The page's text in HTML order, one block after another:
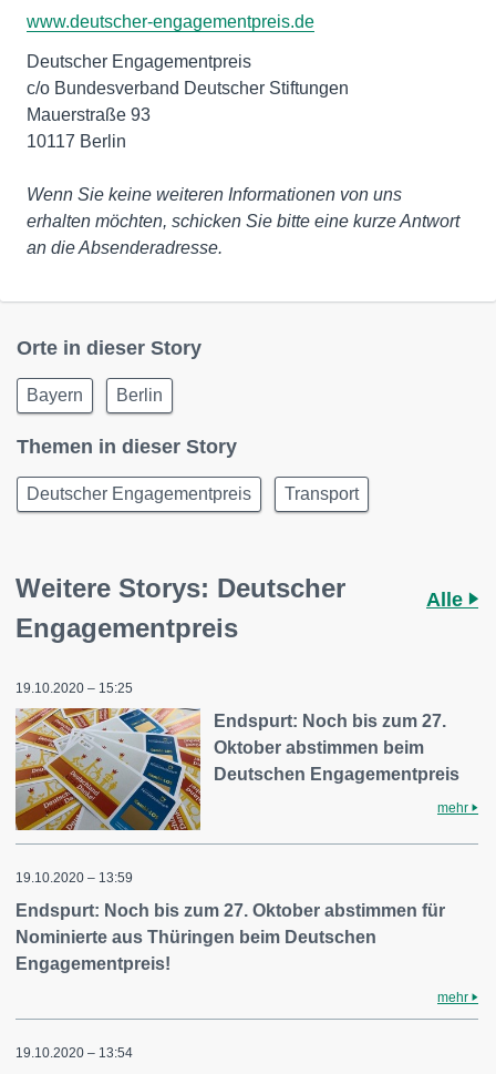
www.deutscher-engagementpreis.de
Deutscher Engagementpreis
c/o Bundesverband Deutscher Stiftungen
Mauerstraße 93
10117 Berlin
Wenn Sie keine weiteren Informationen von uns
erhalten möchten, schicken Sie bitte eine kurze Antwort
an die Absenderadresse.
Orte in dieser Story
Bayern Berlin
Themen in dieser Story
Deutscher Engagementpreis Transport
Weitere Storys: Deutscher
Engagementpreis
Alle
19.10.2020 – 15:25
Endspurt: Noch bis zum 27.
Oktober abstimmen beim
Deutschen Engagementpreis
mehr
19.10.2020 – 13:59
Endspurt: Noch bis zum 27. Oktober abstimmen für
Nominierte aus Thüringen beim Deutschen
Engagementpreis!
mehr
19.10.2020 – 13:54